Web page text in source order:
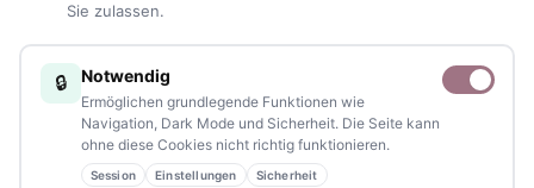
Veranstaltungen– immer aktuell, immer aus Ihrer Nähe.
Sie haben ein Thema, spannende Fotos oder Videos, oder
kennen eine Geschichte, die erzählt werden sollte?
Schreiben Sie uns – gemeinsam mit unseren Leserinnen und
Lesern bleiben wir am Puls der Zeit.
Sie zulassen.
🔒 Notwendig
Ermöglichen grundlegende Funktionen wie
Navigation, Dark Mode und Sicherheit. Die Seite kann
ohne diese Cookies nicht richtig funktionieren.
Session Einstellungen Sicherheit